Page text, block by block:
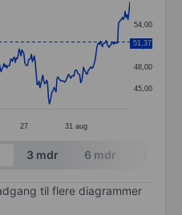
points.
categories.
values. Data
27 31 aug
45,00
48,00
51,00
54,00
51,37
3 mdr 6 mdr
til flere diagrammer